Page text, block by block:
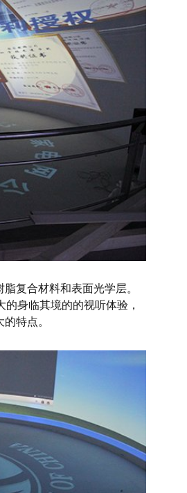
复合材料和表面光学层。
身临其境的的视听体验，
特点。